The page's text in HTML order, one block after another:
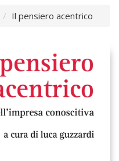
Il pensiero acentrico